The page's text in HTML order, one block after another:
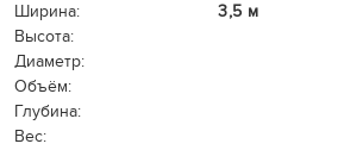
Ширина:
3,5 м
Высота:
Диаметр:
Объём:
Глубина:
Вес: